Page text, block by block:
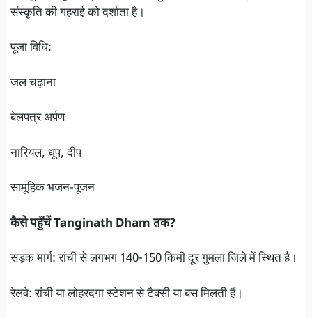
संस्कृति की गहराई को दर्शाता है।
पूजा विधि:
जल चढ़ाना
बेलपत्र अर्पण
नारियल, धूप, दीप
सामूहिक भजन-पूजन
कैसे पहुँचें Tanginath Dham तक?
सड़क मार्ग: रांची से लगभग 140-150 किमी दूर गुमला जिले में स्थित है।
रेलवे: रांची या लोहरदगा स्टेशन से टैक्सी या बस मिलती हैं।